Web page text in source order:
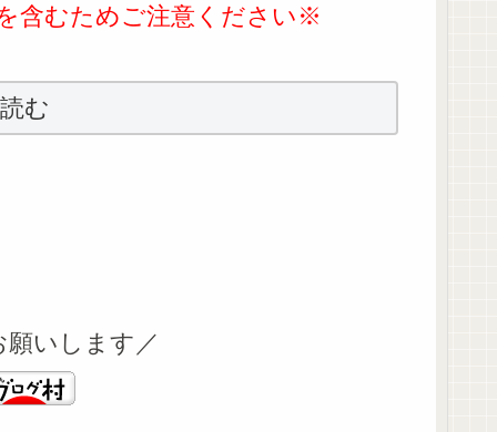
含むためご注意ください※
む
いします／